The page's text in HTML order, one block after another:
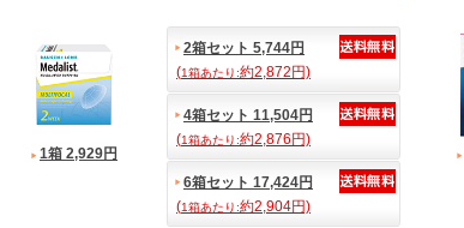
1箱 2,929円
2箱セット 5,744円
(1箱あたり:約2,872円)
4箱セット 11,504円
(1箱あたり:約2,876円)
6箱セット 17,424円
(1箱あたり:約2,904円)